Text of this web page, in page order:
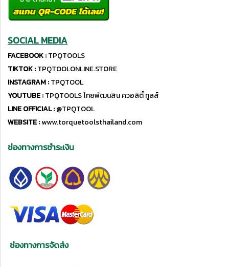
SOCIAL MEDIA
FACEBOOK :TPQTOOLS
TIKTOK :TPQTOOLONLINE.STORE
INSTAGRAM :TPQTOOL
YOUTUBE :TPQTOOLS ไทยพัฒนสิน ควอลิตี้ ทูลส์
LINE OFFICIAL :@TPQTOOL
WEBSITE :www.torquetoolsthailand.com
ช่องทางการชำระเงิน
ช่องทางการจัดส่ง